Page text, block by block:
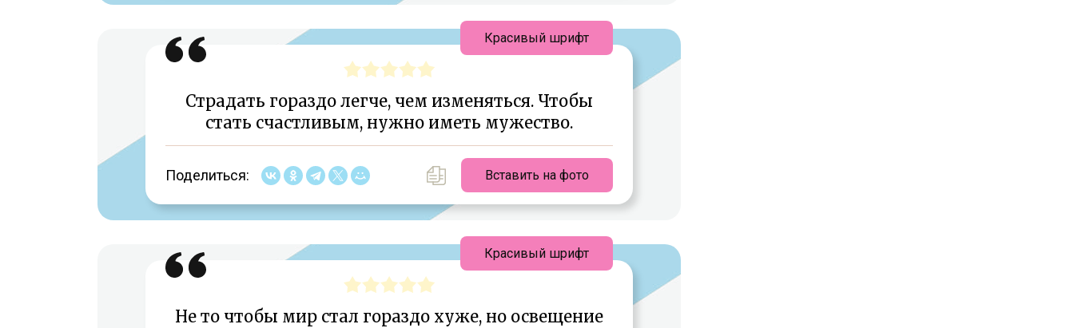
Страдать гораздо легче, чем изменяться. Чтобы
стать счастливым, нужно иметь мужество.
Поделиться: Вставить на фото
Красивый шрифт
Не то чтобы мир стал гораздо хуже, но освещение
Красивый шрифт